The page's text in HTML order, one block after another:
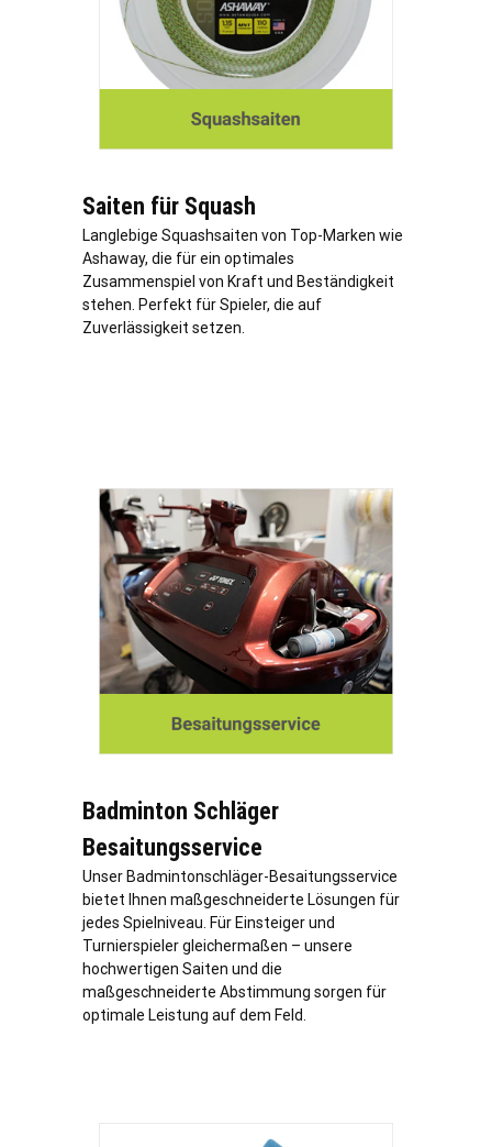
Saiten für Squash
Langlebige Squashsaiten von Top-Marken wie
Ashaway, die für ein optimales
Zusammenspiel von Kraft und Beständigkeit
stehen. Perfekt für Spieler, die auf
Zuverlässigkeit setzen.
Badminton Schläger
Besaitungsservice
Unser Badmintonschläger-Besaitungsservice
bietet Ihnen maßgeschneiderte Lösungen für
jedes Spielniveau. Für Einsteiger und
Turnierspieler gleichermaßen – unsere
hochwertigen Saiten und die
maßgeschneiderte Abstimmung sorgen für
optimale Leistung auf dem Feld.